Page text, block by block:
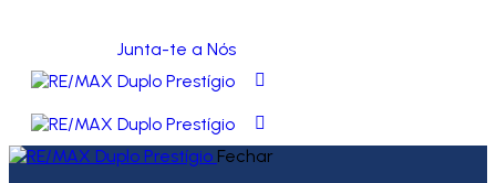
Junta-te a Nós
Fechar